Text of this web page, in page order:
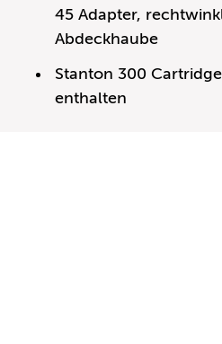
45 Adapter,
Abdeckhaube
Stanton 300
enthalten